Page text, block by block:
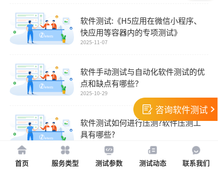
软件测试:《H5应用在微信小程序、
快应用等容器内的专项测试》
2025-11-07
软件手动测试与自动化软件测试的优
点和缺点有哪些？
2025-10-29
软件测试如何进行压测?软件压测工
具有哪些?
咨询软件测试
首页 服务类型 测试参数 测试动态 联系我们